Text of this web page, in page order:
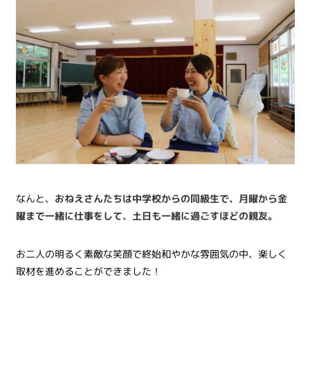
なんと、 おねえさんたちは中学校からの同級生で、月曜から金
曜まで一緒に仕事をして、土日も一緒に過ごすほどの親友。
お二人の明るく素敵な笑顔で終始和やかな雰囲気の中、楽しく
取材を進めることができました！